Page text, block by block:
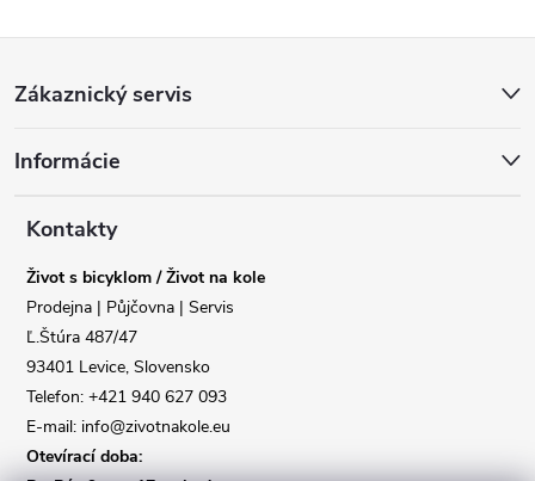
p
Zákaznický servis
Informácie
Kontakty
Život s bicyklom / Život na kole
Prodejna | Půjčovna | Servis
Ľ.Štúra 487/47
93401 Levice, Slovensko
Telefon: +421 940 627 093
E-mail: info@zivotnakole.eu
Otevírací doba: